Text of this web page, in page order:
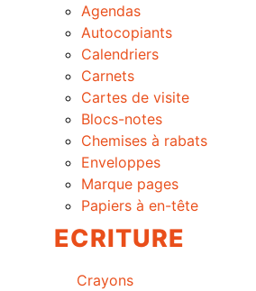
Agendas
Autocopiants
Calendriers
Carnets
Cartes de visite
Blocs-notes
Chemises à rabats
Enveloppes
Marque pages
Papiers à en-tête
ECRITURE
Crayons